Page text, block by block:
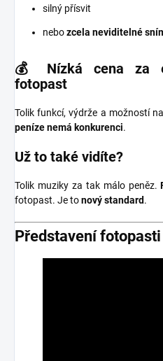
silný přísvit
nebozcela neviditelné
💰 Nízká cena za
fotopast
Tolik funkcí, výdrže a možností
peníze nemá konkurenci.
Už to také vidíte?
Tolik muziky za tak málo peněz.
fotopast. Je tonový standard.
Představení